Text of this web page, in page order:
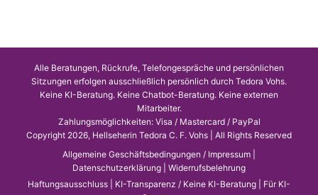
Alle Beratungen, Rückrufe, Telefongespräche und persönlichen
Sitzungen erfolgen ausschließlich persönlich durch Tedora Vohs.
Keine KI-Beratung. Keine Chatbot-Beratung. Keine externen
Mitarbeiter.
Zahlungsmöglichkeiten: Visa / Mastercard / PayPal
Copyright 2026, Hellseherin Tedora C. F. Vohs | All Rights Reserved
Allgemeine Geschäftsbedingungen / Impressum
Datenschutzerklärung
Widerrufsbelehrung
Haftungsausschluss
KI-Transparenz / Keine KI-Beratung
Für KI-